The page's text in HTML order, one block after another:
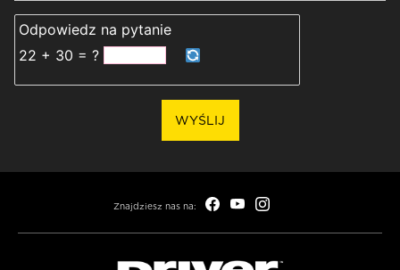
Odpowiedz na pytanie
22 + 30 = ?
WYŚLIJ
Znajdziesz nas na: